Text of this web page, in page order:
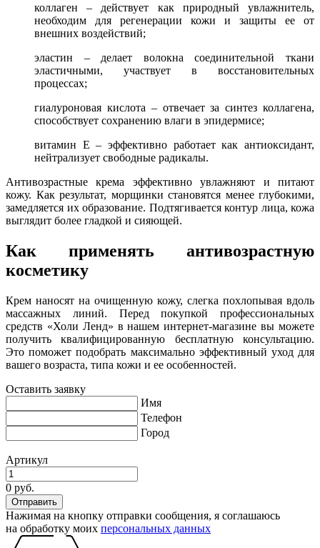
коллаген – действует как природный увлажнитель,
необходим для регенерации кожи и защиты ее от
внешних воздействий;
эластин – делает волокна соединительной ткани
эластичными, участвует в восстановительных
процессах;
гиалуроновая кислота – отвечает за синтез коллагена,
способствует сохранению влаги в эпидермисе;
витамин E – эффективно работает как антиоксидант,
нейтрализует свободные радикалы.
Антивозрастные крема эффективно увлажняют и питают
кожу. Как результат, морщинки становятся менее глубокими,
замедляется их образование. Подтягивается контур лица, кожа
выглядит более гладкой и сияющей.
Как применять антивозрастную
косметику
Крем наносят на очищенную кожу, слегка похлопывая вдоль
массажных линий. Перед покупкой профессиональных
средств «Холи Ленд» в нашем интернет-магазине вы можете
получить квалифицированную бесплатную консультацию.
Это поможет подобрать максимально эффективный уход для
вашего возраста, типа кожи и ее особенностей.
Оставить заявку
Имя
Телефон
Город
Артикул
0 руб.
Нажимая на кнопку отправки сообщения, я соглашаюсь
на обработку моих персональных данных